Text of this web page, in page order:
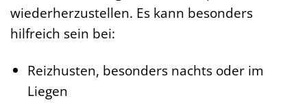
wiederherzustellen. Es kann besonders
hilfreich sein bei:
Reizhusten, besonders nachts oder im
Liegen